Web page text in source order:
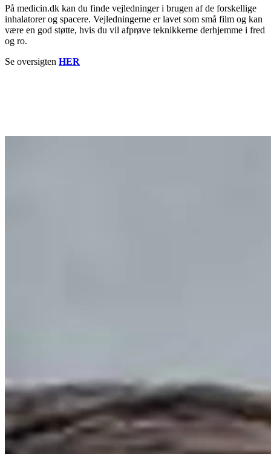
På medicin.dk kan du finde vejledninger i brugen af de forskellige
inhalatorer og spacere. Vejledningerne er lavet som små film og kan
være en god støtte, hvis du vil afprøve teknikkerne derhjemme i fred
og ro.
Se oversigten HER